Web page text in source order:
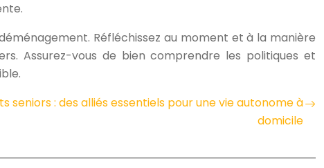
Réfléchissez au moment et à la manière
Assurez-vous de bien comprendre les politiques et
seniors : des alliés essentiels pour une vie autonome à
domicile